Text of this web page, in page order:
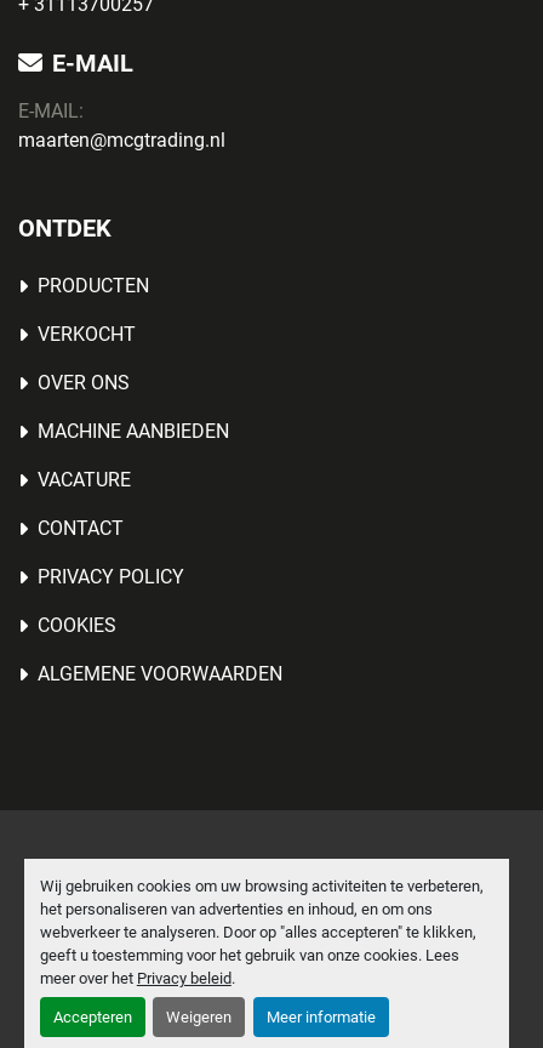
Wij gebruiken cookies om uw browsing activiteiten te verbeteren,
het personaliseren van advertenties en inhoud, en om ons
webverkeer te analyseren. Door op "alles accepteren" te klikken,
geeft u toestemming voor het gebruik van onze cookies. Lees
meer over het Privacy beleid.
Accepteren Weigeren Meer informatie
E-MAIL
E-MAIL:
maarten@mcgtrading.nl
ONTDEK
PRODUCTEN
VERKOCHT
OVER ONS
MACHINE AANBIEDEN
VACATURE
CONTACT
PRIVACY POLICY
COOKIES
ALGEMENE VOORWAARDEN
Cookies beheren
Machinio Systemwebsite doorMachinio